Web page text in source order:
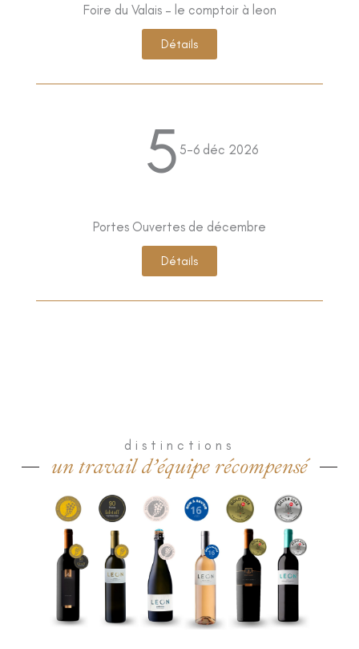
Foire du Valais – le comptoir à leon
Détails
5 5-6 déc 2026
Portes Ouvertes de décembre
Détails
distinctions
un travail d’équipe récompensé